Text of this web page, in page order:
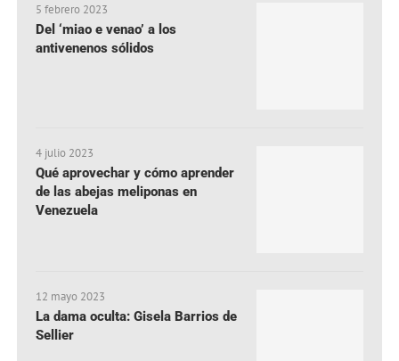
5 febrero 2023
Del ‘miao e venao’ a los
antivenenos sólidos
4 julio 2023
Qué aprovechar y cómo aprender
de las abejas meliponas en
Venezuela
12 mayo 2023
La dama oculta: Gisela Barrios de
Sellier